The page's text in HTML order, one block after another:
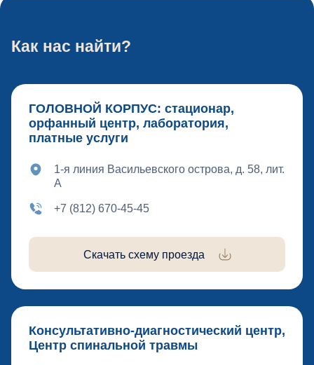
Как нас найти?
ГОЛОВНОЙ КОРПУС: стационар,
орфанный центр, лаборатория,
платные услуги
1-я линия Васильевского острова, д. 58, лит.
А
+7 (812) 670-45-45
Скачать схему проезда
Консультативно-диагностический центр,
Центр спинальной травмы